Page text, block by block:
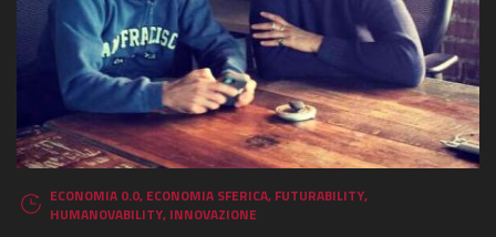
ECONOMIA 0.0, ECONOMIA SFERICA, FUTURABILITY,
HUMANOVABILITY, INNOVAZIONE